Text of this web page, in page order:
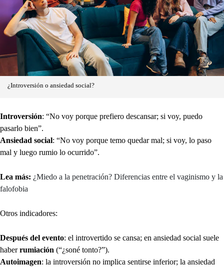
¿Introversión o ansiedad social?
Introversión: “No voy porque prefiero descansar; si voy, puedo
pasarlo bien”.
Ansiedad social: “No voy porque temo quedar mal; si voy, lo paso
mal y luego rumio lo ocurrido”.
Lea más: ¿Miedo a la penetración? Diferencias entre el vaginismo y la
falofobia
Otros indicadores:
Después del evento: el introvertido se cansa; en ansiedad social suele
haberrumiación (“¿soné tonto?”).
Autoimagen: la introversión no implica sentirse inferior; la ansiedad